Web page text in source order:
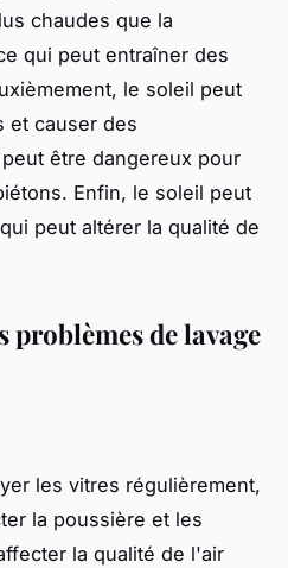
chaudes que la
qui peut entraîner des
le soleil peut
et causer des
être dangereux pour
Enfin, le soleil peut
peut altérer la qualité de
problèmes de lavage
les vitres régulièrement,
la poussière et les
la qualité de l'air